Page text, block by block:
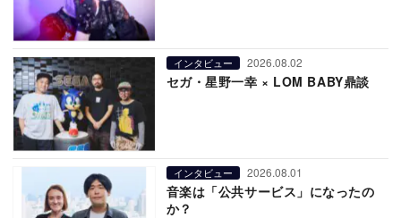
インタビュー 2026.08.02
セガ・星野一幸 × LOM BABY鼎談
インタビュー 2026.08.01
音楽は「公共サービス」になったの
か？